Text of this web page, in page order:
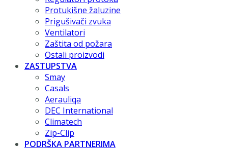
Protukišne žaluzine
Prigušivači zvuka
Ventilatori
Zaštita od požara
Ostali proizvodi
ZASTUPSTVA
Smay
Casals
Aerauliqa
DEC International
Climatech
Zip-Clip
PODRŠKA PARTNERIMA